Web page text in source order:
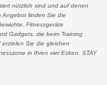
nützlich sind und auf denen
Angebot finden Sie die
Fitnessgeräte
Gadgets, die beim Training
Sie die gleichen
in Ihren vier Ecken. STAY